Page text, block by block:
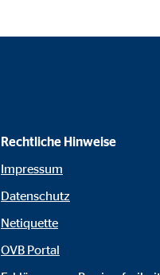
Rechtliche Hinweise
Impressum
Datenschutz
Netiquette
OVB Portal